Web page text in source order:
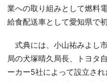
業への取り組みとして燃料
給食配送車として愛知県で
式典には、小山祐みよし
局の犬塚晴久局長、トヨタ
ーカー5社によって設立さ